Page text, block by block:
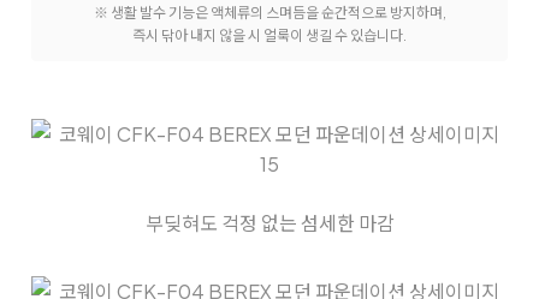
※ 생활 발수 기능은 액체류의 스며듬을 순간적으로 방지하며,
즉시 닦아 내지 않을 시 얼룩이 생길 수 있습니다.
부딪혀도 걱정 없는 섬세한 마감